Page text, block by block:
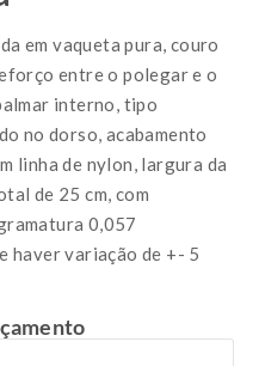
em vaqueta pura, couro
entre o polegar e o
interno, tipo
no dorso, acabamento
linha de nylon, largura da
de 25 cm, com
0,057
haver variação de +- 5